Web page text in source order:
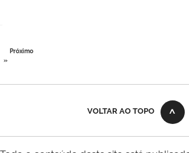
Próximo
»
VOLTAR AO TOPO